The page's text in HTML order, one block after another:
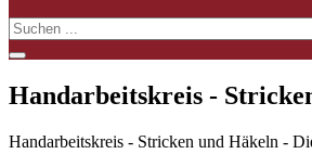
Handarbeitskreis -
Handarbeitskreis - Stricken und Häkeln -